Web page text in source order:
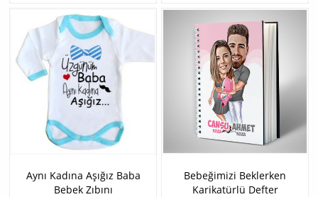
Aynı Kadına Aşığız Baba
Bebek Zıbını
Bebeğimizi Beklerken
Karikatürlü Defter